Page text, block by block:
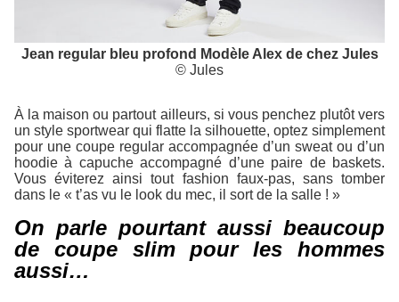
Jean regular bleu profond Modèle Alex de chez Jules
© Jules
À la maison ou partout ailleurs, si vous penchez plutôt vers
un style sportwear qui flatte la silhouette, optez simplement
pour une coupe regular accompagnée d’un sweat ou d’un
hoodie à capuche accompagné d’une paire de baskets.
Vous éviterez ainsi tout fashion faux-pas, sans tomber
dans le « t’as vu le look du mec, il sort de la salle ! »
On parle pourtant aussi beaucoup
de coupe slim pour les hommes
aussi…